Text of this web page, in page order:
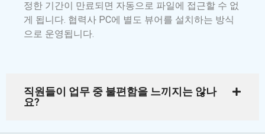
정한 기간이 만료되면 자동으로 파일에 접근할 수 없
게 됩니다. 협력사 PC에 별도 뷰어를 설치하는 방식
으로 운영됩니다.
직원들이 업무 중 불편함을 느끼지는 않나
요?